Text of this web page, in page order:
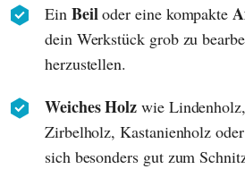
Ein Beiloder eine kompakte
dein Werkstück grob zu
herzustellen.
Weiches Holz wie
Zirbelholz, Kastanienholz
sich besonders gut zum